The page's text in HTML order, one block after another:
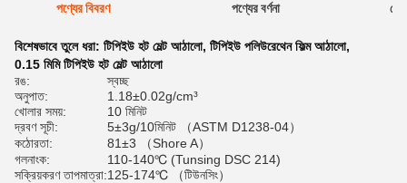
পণ্যের বিবরণ পণ্যের বর্ণনা
বিশেষভাবে তুলে ধরা: টিপিইউ হট মেল্ট আঠালো, টিপিইউ পলিউরেথেন ফিল্ম আঠালো,
0.15 মিমি টিপিইউ হট মেল্ট আঠালো
রঙ:
স্বচ্ছ
অনুপাত:
1.18±0.02g/cm³
খোলার সময়:
10 মিনিট
দ্রবণ সূচী:
5±3g/10মিনিট （ASTM D1238-04）
কঠোরতা:
81±3 （Shore A）
গলনাংক:
110-140℃ (Tunsing DSC 214)
সক্রিয়করণ তাপমাত্রা:125-174℃ （টিউনসিং）